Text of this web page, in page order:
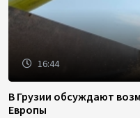
16:44
В Грузии обсуждают
Европы